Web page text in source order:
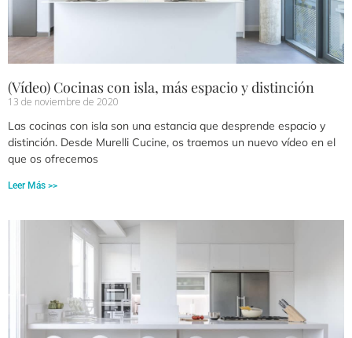
(Vídeo) Cocinas con isla, más espacio y distinción
13 de noviembre de 2020
Las cocinas con isla son una estancia que desprende espacio y
distinción. Desde Murelli Cucine, os traemos un nuevo vídeo en el
que os ofrecemos
Leer Más >>